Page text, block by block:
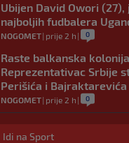
Ubijen David Owori (27),
najboljih fudbalera
NOGOMET| prije 2 h | 0
Raste balkanska
Reprezentativac Srbije
Perišića i Bajraktarevića
NOGOMET| prije 2 h | 0
Real Madrid je oborio
Talentovani ofanzivac
Idi na Sport